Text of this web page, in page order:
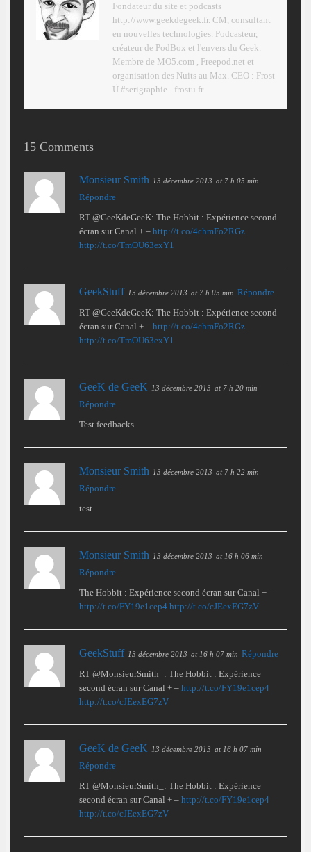
Fondateur du site et podcasts
http://www.geekdegeek.fr. CM, consultant
en nouvelles technologies. Podcasteur,
créateur de PodBox et l'envers du Geek.
Membre de MO5.com , Freepod.net et
organisation des Nuits au Max. CEO : Frost
Ü #serigraphie - frostu.fr
15 Comments
Monsieur Smith 13 décembre 2013 at 7 h 05 min
Répondre
RT @GeeKdeGeeK: The Hobbit : Expérience second
écran sur Canal + – http://t.co/4chmFo2RGz
http://t.co/TmOU63exY1
GeekStuff 13 décembre 2013 at 7 h 05 min Répondre
RT @GeeKdeGeeK: The Hobbit : Expérience second
écran sur Canal + – http://t.co/4chmFo2RGz
http://t.co/TmOU63exY1
GeeK de GeeK 13 décembre 2013 at 7 h 20 min
Répondre
Test feedbacks
Monsieur Smith 13 décembre 2013 at 7 h 22 min
Répondre
test
Monsieur Smith 13 décembre 2013 at 16 h 06 min
Répondre
The Hobbit : Expérience second écran sur Canal + –
http://t.co/FY19e1cep4 http://t.co/cJEexEG7zV
GeekStuff 13 décembre 2013 at 16 h 07 min Répondre
RT @MonsieurSmith_: The Hobbit : Expérience
second écran sur Canal + – http://t.co/FY19e1cep4
http://t.co/cJEexEG7zV
GeeK de GeeK 13 décembre 2013 at 16 h 07 min
Répondre
RT @MonsieurSmith_: The Hobbit : Expérience
second écran sur Canal + – http://t.co/FY19e1cep4
http://t.co/cJEexEG7zV